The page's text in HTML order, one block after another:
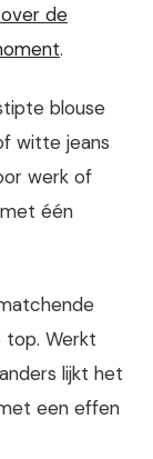
de
.
blouse
witte jeans
werk of
één
top. Werkt
lijkt het
een effen